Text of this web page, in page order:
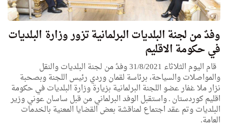
وفدٌ من لجنة البلديات البرلمانية تزور وزارة البلديات
في حكومة الاقليم
قام اليوم الثلاثاء 31/8/2021 وفدُ من لجنة البلديات والنقل
والمواصلات والسياحة، برئاسة لقمان وردي رئيس اللجنة وبصحبة
نزار ملا غفار عضو اللجنة البرلمانية بزيارة وزارة البلديات في حكومة
اقليم كوردستان ـ واستقبل الوفد البرلماني من قبل ساسان عوني وزير
البلديات وتم عقد اجتماع لمناقشة بعض القضايا المعنية بالخدمات
العامة.